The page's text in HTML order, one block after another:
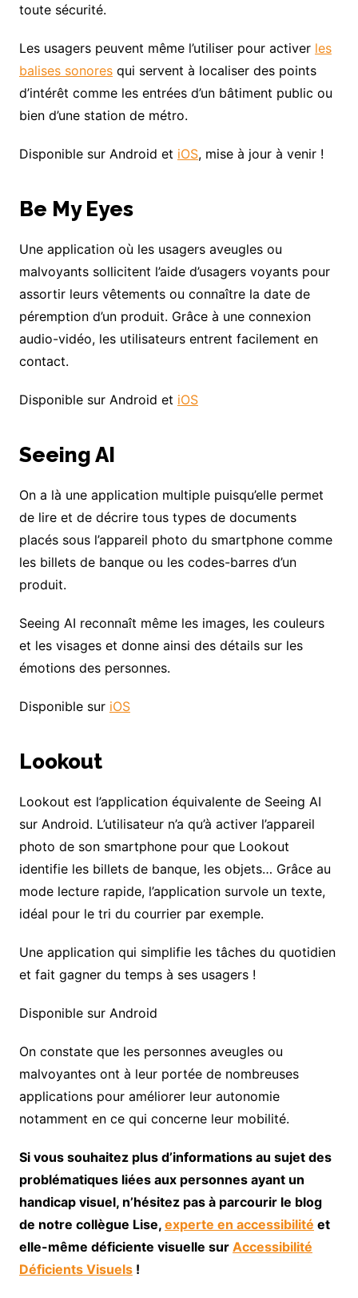
toute sécurité.
Les usagers peuvent même l’utiliser pour activer les
balises sonoresqui servent à localiser des points
d’intérêt comme les entrées d’un bâtiment public ou
bien d’une station de métro.
Disponible sur Android et iOS, mise à jour à venir !
Be My Eyes
Une application où les usagers aveugles ou
malvoyants sollicitent l’aide d’usagers voyants pour
assortir leurs vêtements ou connaître la date de
péremption d’un produit. Grâce à une connexion
audio-vidéo, les utilisateurs entrent facilement en
contact.
Disponible sur Android et iOS
Seeing AI
On a là une application multiple puisqu’elle permet
de lire et de décrire tous types de documents
placés sous l’appareil photo du smartphone comme
les billets de banque ou les codes-barres d’un
produit.
Seeing AI reconnaît même les images, les couleurs
et les visages et donne ainsi des détails sur les
émotions des personnes.
Disponible sur iOS
Lookout
Lookout est l’application équivalente de Seeing AI
sur Android. L’utilisateur n’a qu’à activer l’appareil
photo de son smartphone pour que Lookout
identifie les billets de banque, les objets… Grâce au
mode lecture rapide, l’application survole un texte,
idéal pour le tri du courrier par exemple.
Une application qui simplifie les tâches du quotidien
et fait gagner du temps à ses usagers !
Disponible sur Android
On constate que les personnes aveugles ou
malvoyantes ont à leur portée de nombreuses
applications pour améliorer leur autonomie
notamment en ce qui concerne leur mobilité.
Si vous souhaitez plus d’informations au sujet des
problématiques liées aux personnes ayant un
handicap visuel, n’hésitez pas à parcourir le blog
de notre collègue Lise, experte en accessibilité et
elle-même déficiente visuelle sur Accessibilité
Déficients Visuels!